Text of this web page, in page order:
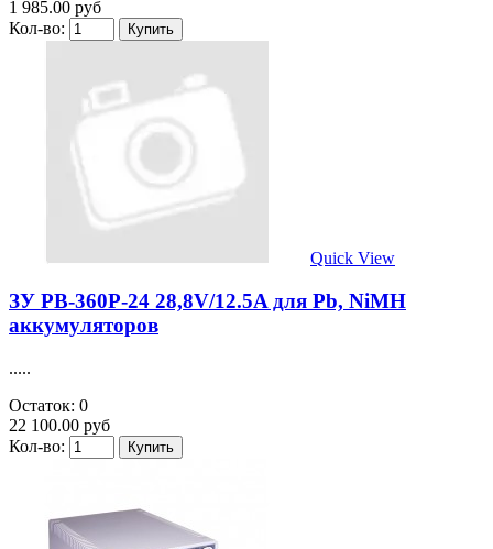
1 985.00 руб
Кол-во:
Quick View
ЗУ PB-360P-24 28,8V/12.5A для Pb, NiMH
аккумуляторов
.....
Остаток: 0
22 100.00 руб
Кол-во: